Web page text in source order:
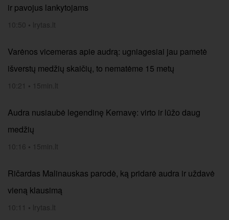
ir pavojus lankytojams
10:50 • lrytas.lt
Varėnos vicemeras apie audrą: ugniagesiai jau pametė
išverstų medžių skaičių, to nematėme 15 metų
10:21 • 15min.lt
Audra nusiaubė legendinę Kernavę: virto ir lūžo daug
medžių
10:16 • 15min.lt
Ričardas Malinauskas parodė, ką pridarė audra ir uždavė
vieną klausimą
10:11 • lrytas.lt